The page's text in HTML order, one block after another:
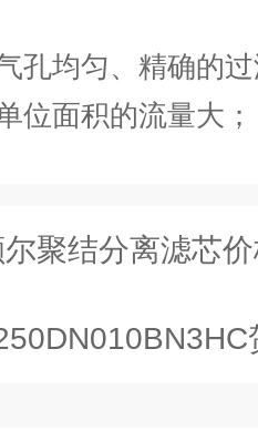
孔均匀、精确的
位面积的流量大；
尔聚结分离滤芯
贺德克